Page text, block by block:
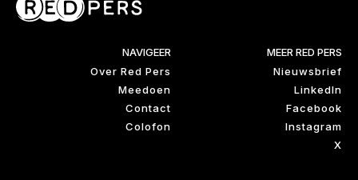
NAVIGEER
Over Red Pers
Meedoen
Contact
Colofon
MEER RED PERS
Nieuwsbrief
LinkedIn
Facebook
Instagram
X